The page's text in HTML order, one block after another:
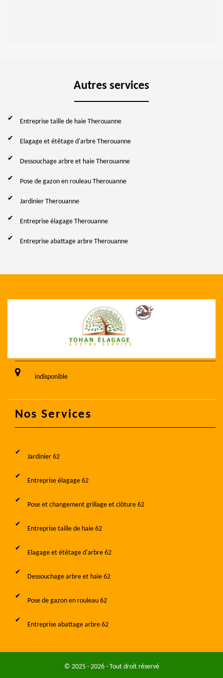
Autres services
Entreprise taille de haie Therouanne
Elagage et étêtage d'arbre Therouanne
Dessouchage arbre et haie Therouanne
Pose de gazon en rouleau Therouanne
Jardinier Therouanne
Entreprise élagage Therouanne
Entreprise abattage arbre Therouanne
indisponible
Nos Services
Jardinier 62
Entreprise élagage 62
Pose et changement grillage et clôture 62
Entreprise taille de haie 62
Elagage et étêtage d'arbre 62
Dessouchage arbre et haie 62
Pose de gazon en rouleau 62
Entreprise abattage arbre 62
© 2025 - 2026 - Tout droit réservé